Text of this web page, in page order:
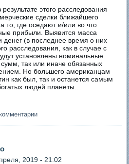
этого расследования
сделки ближайшего
то, где оседают и/или во что
прибыли. Выявится масса
денег (в последнее время о них
расследования, как в случае с
установлены номинальные
так или иначе обязанных
Но большего американцам
как был, так и останется самым
людей планеты…
2019 - 21:02